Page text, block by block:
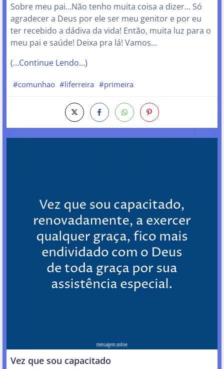
Sobre meu pai…Não tenho muita coisa a dizer… Só
agradecer a Deus por ele ser meu genitor e por eu
ter recebido a dádiva da vida! Então, muita luz para o
meu pai e saúde! Deixa pra lá! Vamos…
(…Continue Lendo…)
#comunhao #liferreira #primeira
Vez que sou capacitado